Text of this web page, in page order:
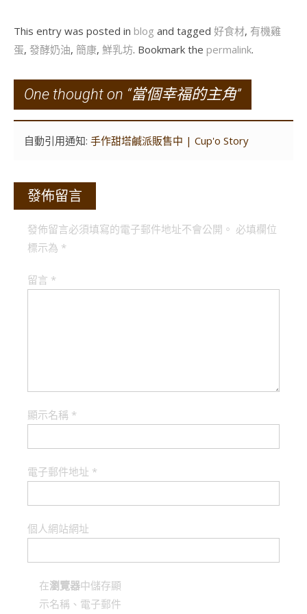
This entry was posted in blog and tagged 好食材, 有機雞
蛋, 發酵奶油, 簡康, 鮮乳坊. Bookmark the permalink.
One thought on “當個幸福的主角”
自動引用通知: 手作甜塔鹹派販售中 | Cup'o Story
發佈留言
發佈留言必須填寫的電子郵件地址不會公開。 必填欄位
標示為 *
留言 *
顯示名稱 *
電子郵件地址 *
個人網站網址
在瀏覽器中儲存顯
示名稱、電子郵件